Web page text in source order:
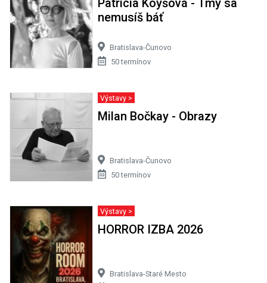
Patrícia Koyšová - Tmy sa
nemusíš báť
Bratislava-Čunovo
50 termínov
Výstavy >
Milan Bočkay - Obrazy
Bratislava-Čunovo
50 termínov
Výstavy >
HORROR IZBA 2026
Bratislava-Staré Mesto